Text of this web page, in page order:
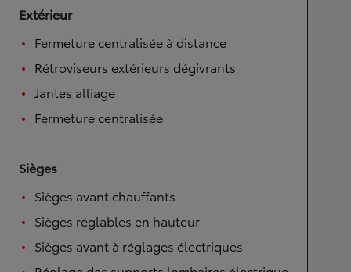
Extérieur
Fermeture centralisée à distance
Rétroviseurs extérieurs dégivrants
Jantes alliage
Fermeture centralisée
Sièges
Sièges avant chauffants
Sièges réglables en hauteur
Sièges avant à réglages électriques